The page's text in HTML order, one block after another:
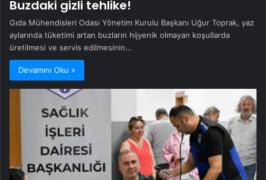
Buzdaki gizli tehlike!
Gıda Mühendisleri Odası Yönetim Kurulu Başkanı Uğur Toprak, yaz
aylarında tüketimi artan buzların hijyenik olmayan koşullarda
üretilmesi ve servis edilmesinin…
Devamını Oku »